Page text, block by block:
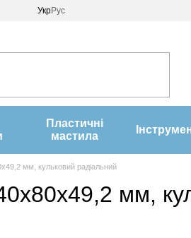
УкрРус
Пластичні
мастила
мм, кульковий радіальний
мм,